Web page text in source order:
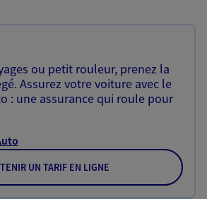
ou petit rouleur, prenez la
Assurez votre voiture avec le
: une assurance qui roule pour
UN TARIF EN LIGNE